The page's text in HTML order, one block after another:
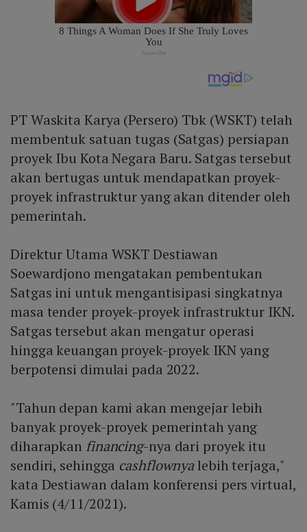
PT Waskita Karya (Persero) Tbk (WSKT) telah
membentuk satuan tugas (Satgas) persiapan
proyek Ibu Kota Negara Baru. Satgas tersebut
akan bertugas untuk mendapatkan proyek-
proyek infrastruktur yang akan ditender oleh
pemerintah.
Direktur Utama WSKT Destiawan
Soewardjono mengatakan pembentukan
Satgas ini untuk mengantisipasi singkatnya
masa tender proyek-proyek infrastruktur IKN.
Satgas tersebut akan mengatur operasi
hingga keuangan proyek-proyek IKN yang
berpotensi dimulai pada 2022.
"Tahun depan kami akan mengejar lebih
banyak proyek-proyek pemerintah yang
diharapkan financing-nya dari proyek itu
sendiri, sehingga cashflownya lebih terjaga,"
kata Destiawan dalam konferensi pers virtual,
Kamis (4/11/2021).